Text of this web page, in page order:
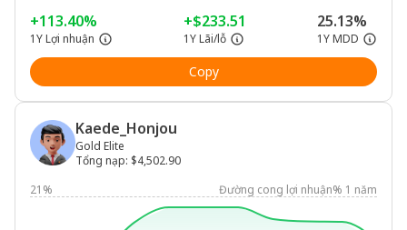
+113.40%
1Y Lợi nhuận
+$233.51
1Y Lãi/lỗ
25.13%
1Y MDD
Copy
Kaede_Honjou
Gold Elite
Tổng nạp: $4,502.90
21%
Đường cong lợi nhuận% 1 năm